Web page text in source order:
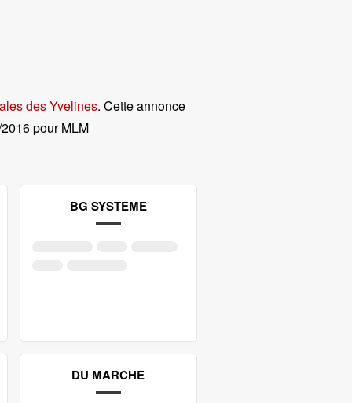
des Yvelines. Cette annonce
pour MLM
BG SYSTEME
DU MARCHE